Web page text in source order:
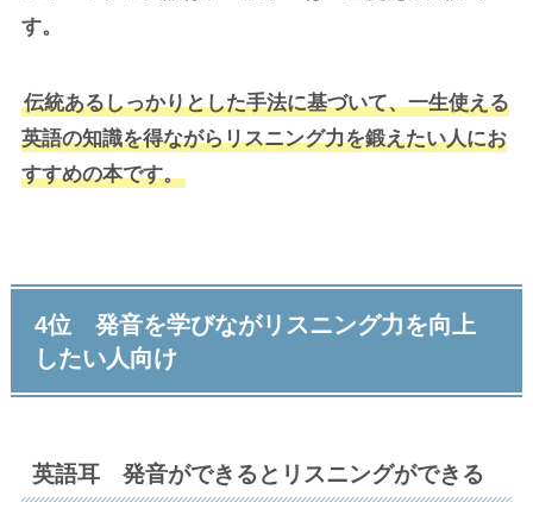
す。
伝統あるしっかりとした手法に基づいて、一生使える
英語の知識を得ながらリスニング力を鍛えたい人にお
すすめの本です。
4位 発音を学びながリスニング力を向上
したい人向け
英語耳 発音ができるとリスニングができる